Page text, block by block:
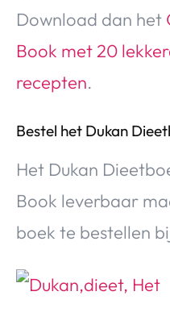
Download dan het
Book met 20
recepten.
Bestel het Dukan
Het Dukan
Book leverbaar
boek te bestellen